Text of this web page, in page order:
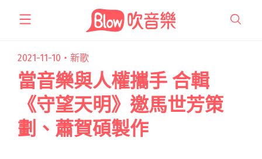
2021-11-10・ 新歌
當音樂與人權攜手 合輯
《守望天明》邀馬世芳策
劃、蕭賀碩製作